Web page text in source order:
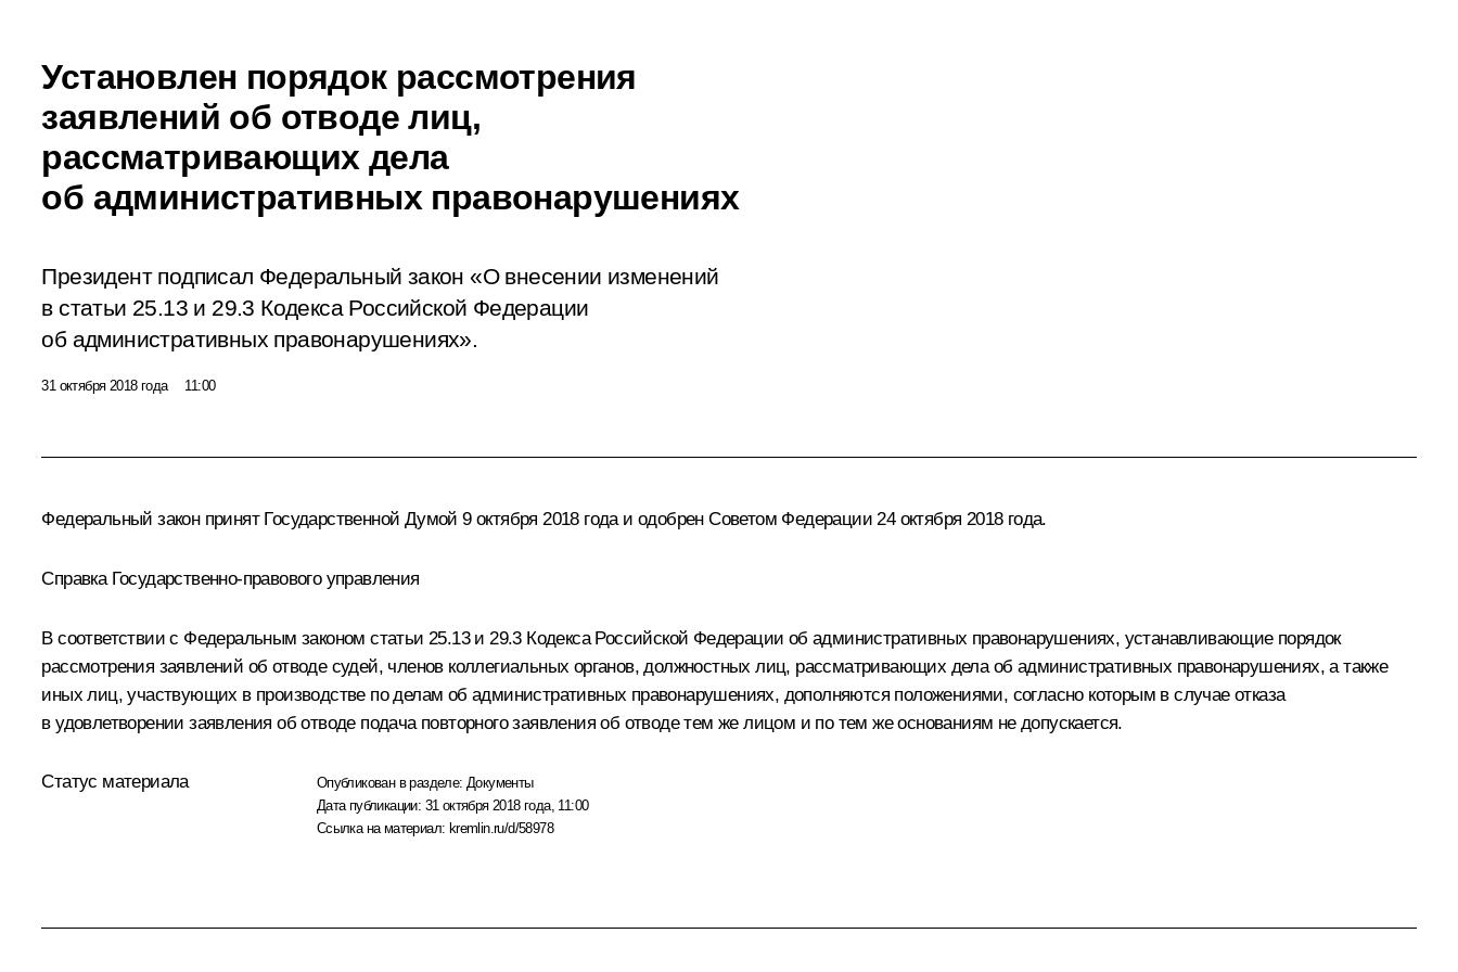
Установлен порядок рассмотрения
заявлений об отводе лиц,
рассматривающих дела
об административных правонарушениях
Президент подписал Федеральный закон «О внесении изменений
в статьи 25.13 и 29.3 Кодекса Российской Федерации
об административных правонарушениях».
31 октября 2018 года 11:00
Федеральный закон принят Государственной Думой 9 октября 2018 года и одобрен Советом Федерации 24 октября 2018 года.
Справка Государственно-правового управления
В соответствии с Федеральным законом статьи 25.13 и 29.3 Кодекса Российской Федерации об административных правонарушениях, устанавливающие порядок
рассмотрения заявлений об отводе судей, членов коллегиальных органов, должностных лиц, рассматривающих дела об административных правонарушениях, а также
иных лиц, участвующих в производстве по делам об административных правонарушениях, дополняются положениями, согласно которым в случае отказа
в удовлетворении заявления об отводе подача повторного заявления об отводе тем же лицом и по тем же основаниям не допускается.
Статус материала Опубликован в разделе: Документы
Дата публикации: 31 октября 2018 года, 11:00
Ссылка на материал: kremlin.ru/d/58978